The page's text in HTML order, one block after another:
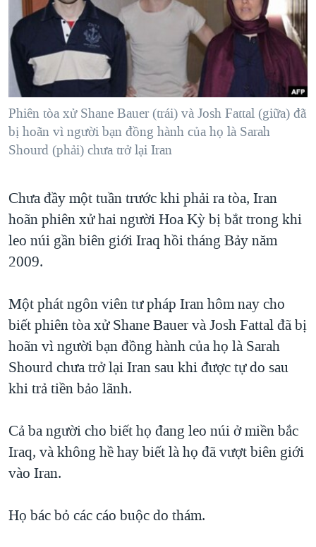
"Tìm"NGƯỜI VIỆT HẢI NGOẠI
ĐỜI SỐNG
KINH TẾ
SỨC KHOẺ
GIÁO DỤC
HÀNH TRÌNH BẦU CỬ 2024
MỘT NĂM CHIẾN TRANH TẠI DẢI GAZA
GIẢI MÃ VÀNH ĐAI & CON ĐƯỜNG
TRỊNH VĨNH BÌNH - NGƯỜI HẠ 'BÊN THẮNG CUỘC'
GROUND ZERO – XƯA VÀ NAY
CÁC GIÁ TRỊ CỘNG HÒA Ở VIỆT NAM
THƯỢNG ĐỈNH TRUMP-KIM TẠI VIỆT NAM
TRỊNH VĨNH BÌNH VS. CHÍNH PHỦ VIỆT NAM
BÊN KIA QUỐC LỘ: TIẾNG VỌNG TỪ NÔNG THÔN MỸ
QUAN HỆ VIỆT MỸ
VIDEO
MẠNG XÃ HỘI
Ngôn ngữ khác
Phiên tòa xử Shane Bauer (trái) và Josh Fattal (giữa) đã
bị hoãn vì người bạn đồng hành của họ là Sarah
Shourd (phải) chưa trở lại Iran
Chưa đầy một tuần trước khi phải ra tòa, Iran
hoãn phiên xử hai người Hoa Kỳ bị bắt trong khi
leo núi gần biên giới Iraq hồi tháng Bảy năm
2009.
Một phát ngôn viên tư pháp Iran hôm nay cho
biết phiên tòa xử Shane Bauer và Josh Fattal đã bị
hoãn vì người bạn đồng hành của họ là Sarah
Shourd chưa trở lại Iran sau khi được tự do sau
khi trả tiền bảo lãnh.
Cả ba người cho biết họ đang leo núi ở miền bắc
Iraq, và không hề hay biết là họ đã vượt biên giới
vào Iran.
Họ bác bỏ các cáo buộc do thám.